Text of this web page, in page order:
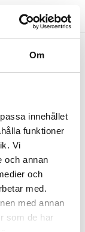
Om
innehållet
funktioner
Vi
och annan
och
med.
med annan
som de har